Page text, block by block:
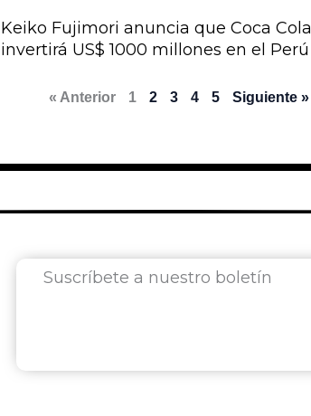
Keiko Fujimori anuncia que Coca Cola
invertirá US$ 1000 millones en el Perú
« Anterior 1 2 3 4 5 Siguiente »
Suscríbete a nuestro boletín